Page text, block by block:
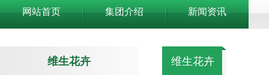
网站首页 集团介绍 新闻资讯
维生花卉 维生花卉